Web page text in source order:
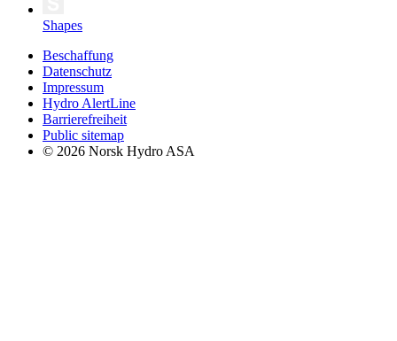
Shapes
Beschaffung
Datenschutz
Impressum
Hydro AlertLine
Barrierefreiheit
Public sitemap
© 2026 Norsk Hydro ASA